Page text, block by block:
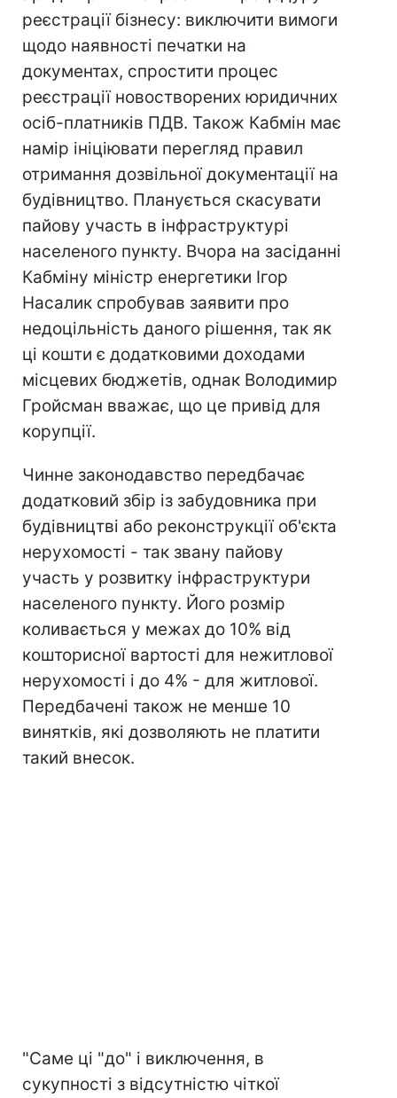
реєстрації бізнесу: виключити вимоги
щодо наявності печатки на
документах, спростити процес
реєстрації новостворених юридичних
осіб-платників ПДВ. Також Кабмін має
намір ініціювати перегляд правил
отримання дозвільної документації на
будівництво. Планується скасувати
пайову участь в інфраструктурі
населеного пункту. Вчора на засіданні
Кабміну міністр енергетики Ігор
Насалик спробував заявити про
недоцільність даного рішення, так як
ці кошти є додатковими доходами
місцевих бюджетів, однак Володимир
Гройсман вважає, що це привід для
корупції.
Чинне законодавство передбачає
додатковий збір із забудовника при
будівництві або реконструкції об'єкта
нерухомості - так звану пайову
участь у розвитку інфраструктури
населеного пункту. Його розмір
коливається у межах до 10% від
кошторисної вартості для нежитлової
нерухомості і до 4% - для житлової.
Передбачені також не менше 10
винятків, які дозволяють не платити
такий внесок.
"Саме ці "до" і виключення, в
сукупності з відсутністю чіткої